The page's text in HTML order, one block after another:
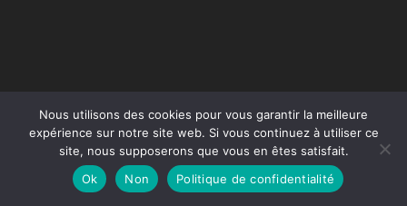
Conception du site :Agence Jus de Citron
Nous utilisons des cookies pour vous garantir la meilleure
expérience sur notre site web. Si vous continuez à utiliser ce
site, nous supposerons que vous en êtes satisfait.
Ok
Non Politique de confidentialité